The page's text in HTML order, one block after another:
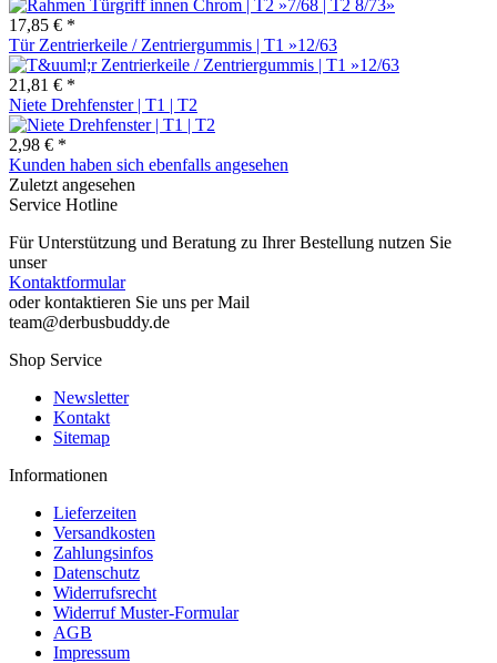
17,85 € *
Tür Zentrierkeile / Zentriergummis | T1 »12/63
21,81 € *
Niete Drehfenster | T1 | T2
2,98 € *
Kunden haben sich ebenfalls angesehen
Zuletzt angesehen
Service Hotline
Für Unterstützung und Beratung zu Ihrer Bestellung nutzen Sie
unser
Kontaktformular
oder kontaktieren Sie uns per Mail
team@derbusbuddy.de
Shop Service
Newsletter
Kontakt
Sitemap
Informationen
Lieferzeiten
Versandkosten
Zahlungsinfos
Datenschutz
Widerrufsrecht
Widerruf Muster-Formular
AGB
Impressum